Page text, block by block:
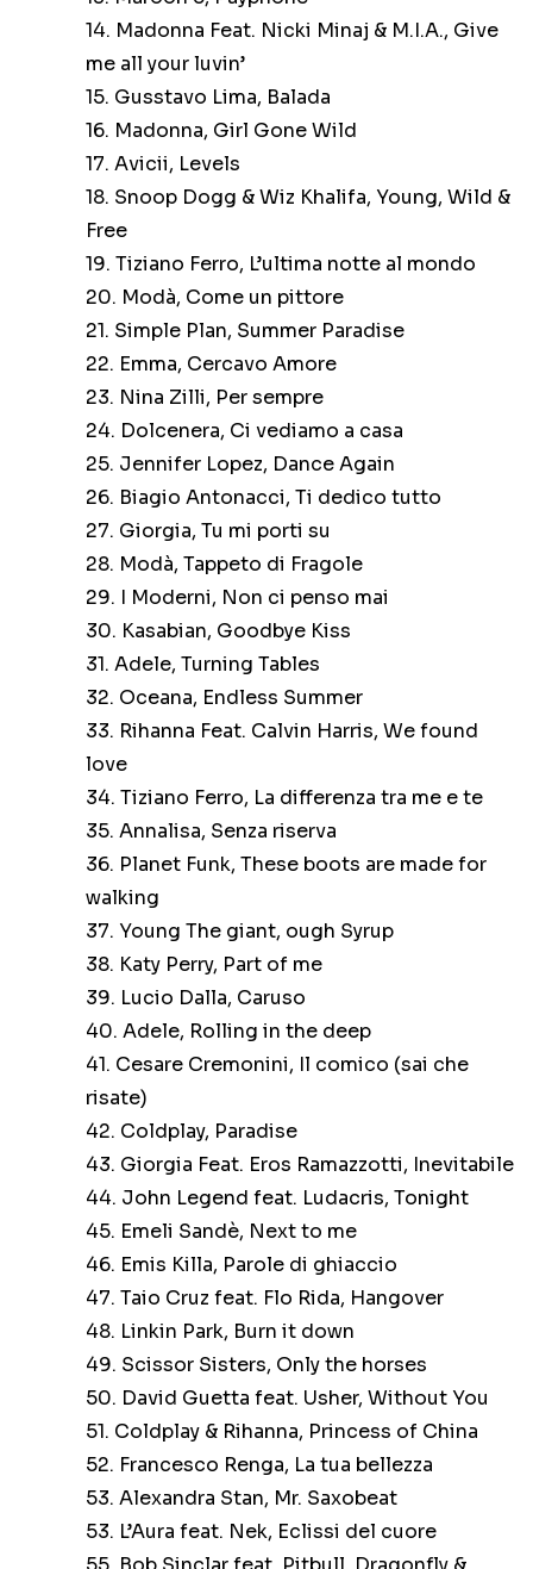
14. Madonna Feat. Nicki Minaj & M.I.A., Give
me all your luvin’
15. Gusstavo Lima, Balada
16. Madonna, Girl Gone Wild
17. Avicii, Levels
18. Snoop Dogg & Wiz Khalifa, Young, Wild &
Free
19. Tiziano Ferro, L’ultima notte al mondo
20. Modà, Come un pittore
21. Simple Plan, Summer Paradise
22. Emma, Cercavo Amore
23. Nina Zilli, Per sempre
24. Dolcenera, Ci vediamo a casa
25. Jennifer Lopez, Dance Again
26. Biagio Antonacci, Ti dedico tutto
27. Giorgia, Tu mi porti su
28. Modà, Tappeto di Fragole
29. I Moderni, Non ci penso mai
30. Kasabian, Goodbye Kiss
31. Adele, Turning Tables
32. Oceana, Endless Summer
33. Rihanna Feat. Calvin Harris, We found
love
34. Tiziano Ferro, La differenza tra me e te
35. Annalisa, Senza riserva
36. Planet Funk, These boots are made for
walking
37. Young The giant, ough Syrup
38. Katy Perry, Part of me
39. Lucio Dalla, Caruso
40. Adele, Rolling in the deep
41. Cesare Cremonini, Il comico (sai che
risate)
42. Coldplay, Paradise
43. Giorgia Feat. Eros Ramazzotti, Inevitabile
44. John Legend feat. Ludacris, Tonight
45. Emeli Sandè, Next to me
46. Emis Killa, Parole di ghiaccio
47. Taio Cruz feat. Flo Rida, Hangover
48. Linkin Park, Burn it down
49. Scissor Sisters, Only the horses
50. David Guetta feat. Usher, Without You
51. Coldplay & Rihanna, Princess of China
52. Francesco Renga, La tua bellezza
53. Alexandra Stan, Mr. Saxobeat
53. L’Aura feat. Nek, Eclissi del cuore